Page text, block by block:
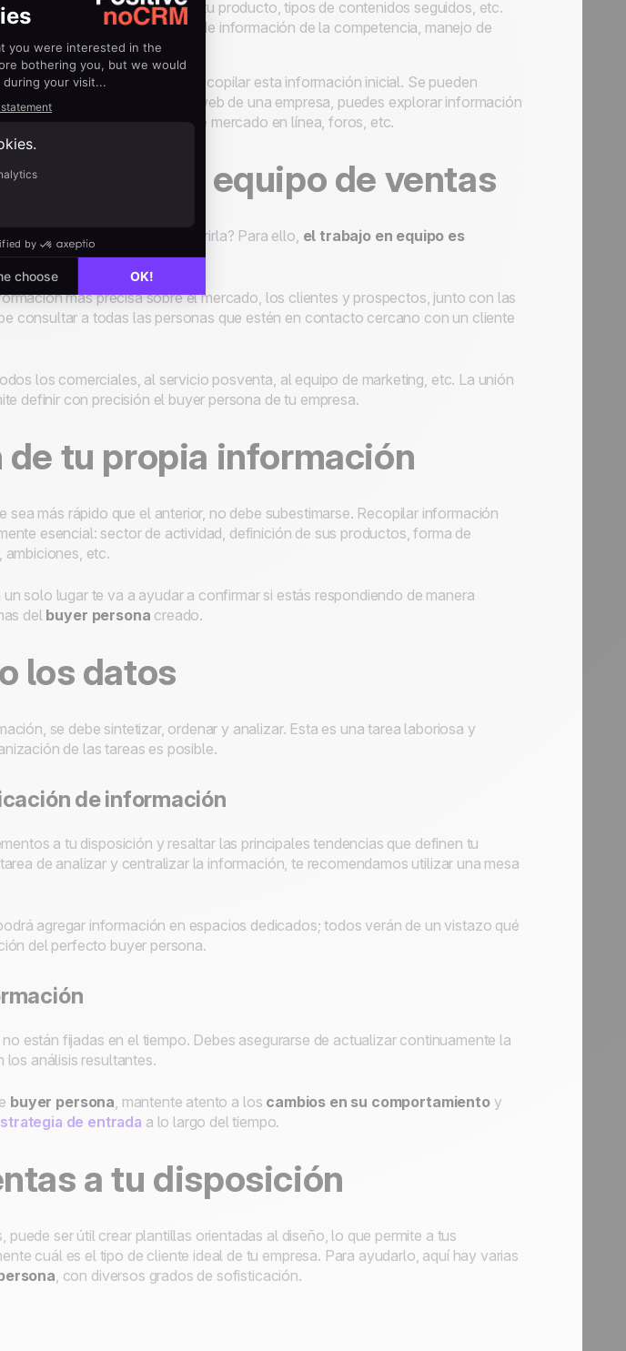
necesarias
, expectativas de tu producto, tipos de contenidos seguidos, etc.
comunicación, recopilación de información de la competencia, manejo de
etc.
usar las redes sociales para recopilar esta información inicial. Se pueden
Internet. Además del sitio web de una empresa, puedes explorar información
la competencia, estudios de mercado en línea, foros, etc.
con el equipo de ventas
necesitas, ¿cómo debes adquirirla? Para ello, el trabajo en equipo es
más precisa sobre el mercado, los clientes y prospectos, junto con las
consultar a todas las personas que estén en contacto cercano con un cliente
los comerciales, al servicio posventa, al equipo de marketing, etc. La unión
definir con precisión el buyer persona de tu empresa.
de tu propia información
sea más rápido que el anterior, no debe subestimarse. Recopilar información
esencial: sector de actividad, definición de sus productos, forma de
ambiciones, etc.
solo lugar te va a ayudar a confirmar si estás respondiendo de manera
del buyer persona creado.
los datos
se debe sintetizar, ordenar y analizar. Esta es una tarea laboriosa y
de las tareas es posible.
de información
a tu disposición y resaltar las principales tendencias que definen tu
de analizar y centralizar la información, te recomendamos utilizar una mesa
agregar información en espacios dedicados; todos verán de un vistazo qué
del perfecto buyer persona.
están fijadas en el tiempo. Debes asegurarse de actualizar continuamente la
análisis resultantes.
buyer persona, mantente atento a los cambios en su comportamientoy
de entrada a lo largo del tiempo.
a tu disposición
puede ser útil crear plantillas orientadas al diseño, lo que permite a tus
cuál es el tipo de cliente ideal de tu empresa. Para ayudarlo, aquí hay varias
, con diversos grados de sofisticación.